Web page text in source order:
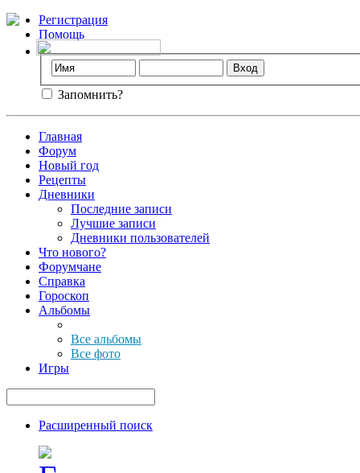
Регистрация
Помощь
Запомнить?
Главная
Форум
Новый год
Рецепты
Дневники
Последние записи
Лучшие записи
Дневники пользователей
Что нового?
Форумчане
Справка
Гороскоп
Альбомы
Все альбомы
Все фото
Игры
Расширенный поиск